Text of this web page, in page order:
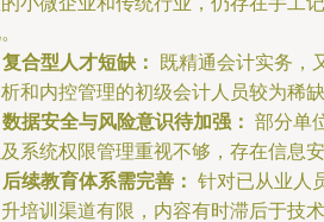
复合型人才短缺：
既精通会计实务，
和内控管理的初级会计人员较为稀缺
数据安全与风险意识待加强： 部分单
系统权限管理重视不够，存在信息安
后续教育体系需完善： 针对已从业人
培训渠道有限，内容有时滞后于技术